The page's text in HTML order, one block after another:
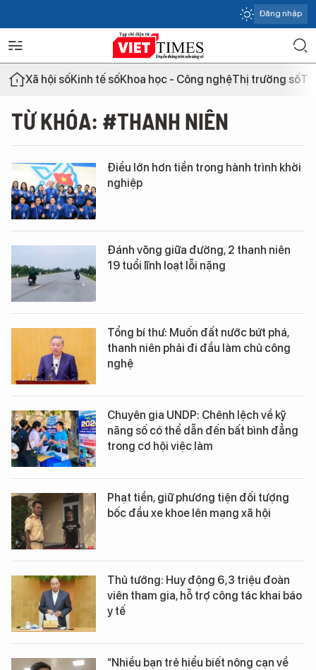
Đăng nhập
Xã hội sốKinh tế sốKhoa học - Công nghệThị trường số
TỪ KHÓA: #THANH NIÊN
Điều lớn hơn tiền trong hành trình khởi
nghiệp
Đánh võng giữa đường, 2 thanh niên
19 tuổi lĩnh loạt lỗi nặng
Tổng bí thư: Muốn đất nước bứt phá,
thanh niên phải đi đầu làm chủ công
nghệ
Chuyên gia UNDP: Chênh lệch về kỹ
năng số có thể dẫn đến bất bình đẳng
trong cơ hội việc làm
Phạt tiền, giữ phương tiện đối tượng
bốc đầu xe khoe lên mạng xã hội
Thủ tướng: Huy động 6,3 triệu đoàn
viên tham gia, hỗ trợ công tác khai báo
y tế
“Nhiều bạn trẻ hiểu biết nông cạn về